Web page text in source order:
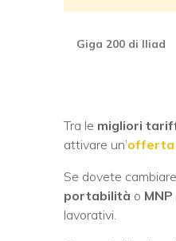
Giga 200 di Iliad
Tra le migliori
attivare un’offerta
Se dovete
portabilità o MNP
lavorativi.